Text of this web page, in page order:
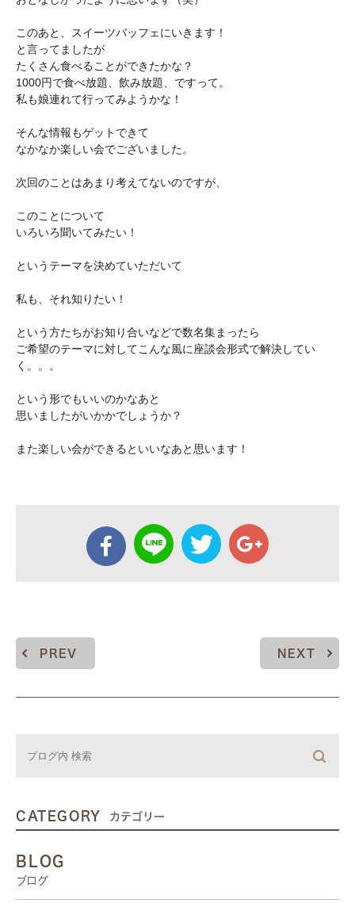
このあと、スイーツバッフェにいきます！
と言ってましたが
たくさん食べることができたかな？
1000円で食べ放題、飲み放題、ですって。
私も娘連れて行ってみようかな！
そんな情報もゲットできて
なかなか楽しい会でございました。
次回のことはあまり考えてないのですが、
このことについて
いろいろ聞いてみたい！
というテーマを決めていただいて
私も、それ知りたい！
という方たちがお知り合いなどで数名集まったら
ご希望のテーマに対してこんな風に座談会形式で解決してい
く。。。
という形でもいいのかなあと
思いましたがいかかでしょうか？
また楽しい会ができるといいなあと思います！
PREV NEXT
CATEGORY カテゴリー
BLOG
ブログ